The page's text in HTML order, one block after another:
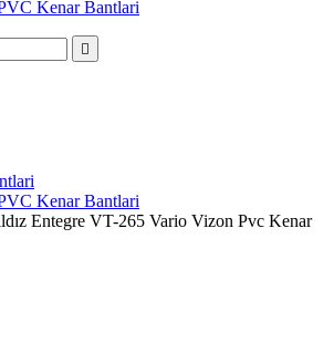
Kenar Bantlari

Kenar Bantlari
Entegre VT-265 Vario Vizon Pvc Kenar